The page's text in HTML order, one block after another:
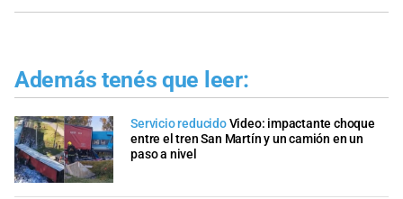
Además tenés que leer:
Servicio reducidoVideo: impactante choque
entre el tren San Martín y un camión en un
paso a nivel